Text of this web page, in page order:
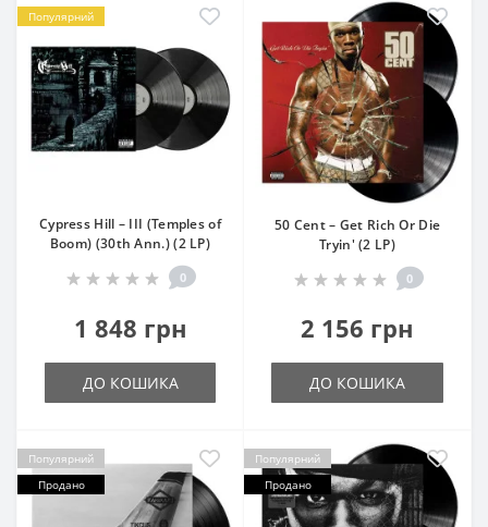
Популярний
Cypress Hill – III (Temples of
Boom) (30th Ann.) (2 LP)
0
1 848 грн
ДО КОШИКА
50 Cent – Get Rich Or Die
Tryin' (2 LP)
0
2 156 грн
ДО КОШИКА
Популярний
Продано
Популярний
Продано